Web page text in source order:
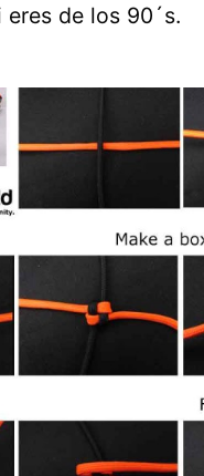
eres de los 90´s.